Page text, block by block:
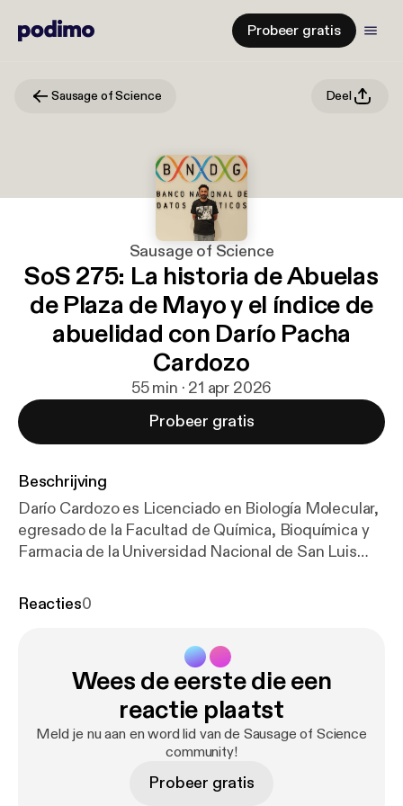
Probeer gratis
Sausage of Science Deel
Sausage of Science
SoS 275: La historia de Abuelas
de Plaza de Mayo y el índice de
abuelidad con Darío Pacha
Cardozo
55 min · 21 apr 2026
Probeer gratis
Beschrijving
Darío Cardozo es Licenciado en Biología Molecular,
egresado de la Facultad de Química, Bioquímica y
Farmacia de la Universidad Nacional de San Luis
de Filosofía y Letras de la Universidad Nacional de
documentos históricos, la información genética y
los datos isotópicos de dieta y movilidad a partir de
los restos arqueológicos humanos del Cementerio
Indígena de Baradero. Posteriormente realizó un
posdoctorado, donde investigó acerca de la
cementerio de las ruinas de San Francisco de la
Reacties0
Wees de eerste die een
reactie plaatst
Meld je nu aan en word lid van de Sausage of Science
community!
Probeer gratis